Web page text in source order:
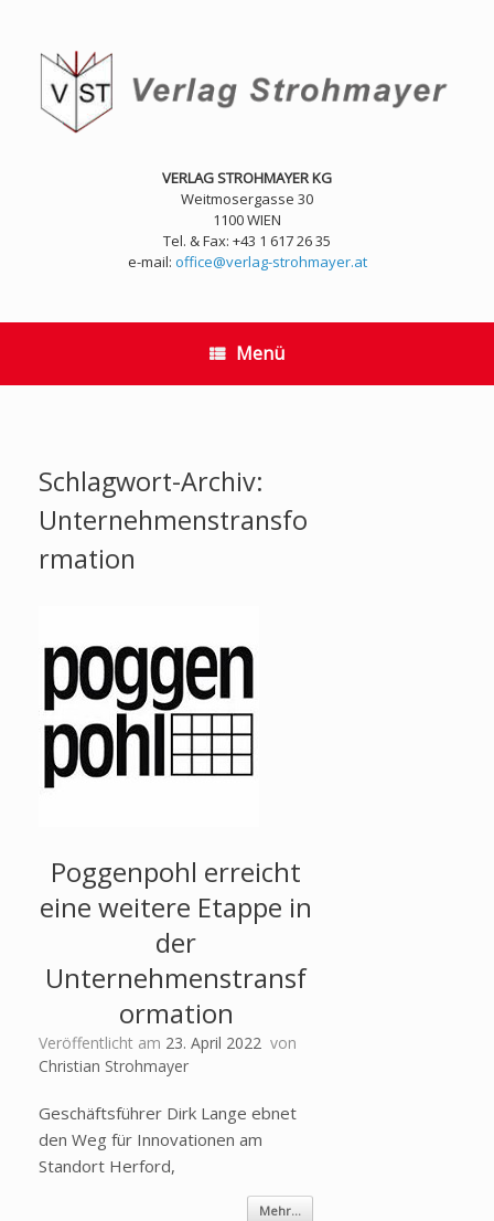
springen
VERLAG STROHMAYER KG
Weitmosergasse 30
1100 WIEN
Tel. & Fax: +43 1 617 26 35
e-mail: office@verlag-strohmayer.at
Menü
Schlagwort-Archiv:
Unternehmenstransfo
rmation
Poggenpohl erreicht
eine weitere Etappe in
der
Unternehmenstransf
ormation
Veröffentlicht am 23. April 2022 von
Christian Strohmayer
Geschäftsführer Dirk Lange ebnet
den Weg für Innovationen am
Standort Herford,
Mehr...